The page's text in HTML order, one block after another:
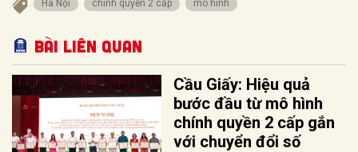
Hà Nội chính quyền 2 cấp mô hình
Bài liên quan
Cầu Giấy: Hiệu quả
bước đầu từ mô hình
chính quyền 2 cấp gắn
với chuyển đổi số